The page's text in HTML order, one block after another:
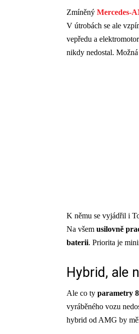
Zmíněný Mercedes-
V útrobách se ale
vepředu a
nikdy nedostal.
K němu se vyjádřil i
Na všem usilovně
baterii. Priorita je
Hybrid, ale
Ale co ty parametry
vyráběného vozu
hybrid od AMG by